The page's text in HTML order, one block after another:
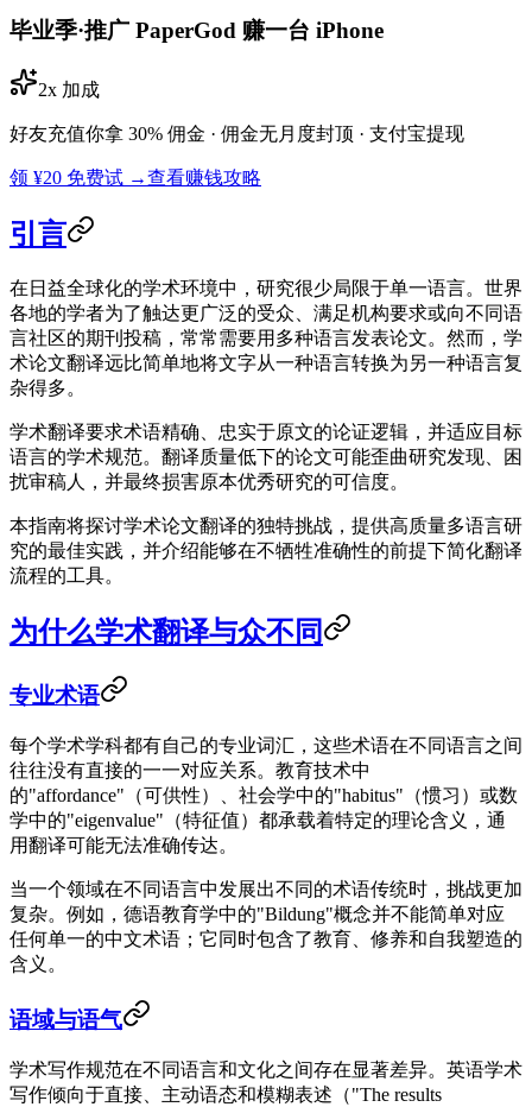
毕业季·推广 PaperGod 赚一台 iPhone
2x 加成
好友充值你拿 30% 佣金 · 佣金无月度封顶 · 支付宝提现
领 ¥20 免费试 →查看赚钱攻略
引言
在日益全球化的学术环境中，研究很少局限于单一语言。世界
各地的学者为了触达更广泛的受众、满足机构要求或向不同语
言社区的期刊投稿，常常需要用多种语言发表论文。然而，学
术论文翻译远比简单地将文字从一种语言转换为另一种语言复
杂得多。
学术翻译要求术语精确、忠实于原文的论证逻辑，并适应目标
语言的学术规范。翻译质量低下的论文可能歪曲研究发现、困
扰审稿人，并最终损害原本优秀研究的可信度。
本指南将探讨学术论文翻译的独特挑战，提供高质量多语言研
究的最佳实践，并介绍能够在不牺牲准确性的前提下简化翻译
流程的工具。
为什么学术翻译与众不同
专业术语
每个学术学科都有自己的专业词汇，这些术语在不同语言之间
往往没有直接的一一对应关系。教育技术中
的"affordance"（可供性）、社会学中的"habitus"（惯习）或数
学中的"eigenvalue"（特征值）都承载着特定的理论含义，通
用翻译可能无法准确传达。
当一个领域在不同语言中发展出不同的术语传统时，挑战更加
复杂。例如，德语教育学中的"Bildung"概念并不能简单对应
任何单一的中文术语；它同时包含了教育、修养和自我塑造的
含义。
语域与语气
学术写作规范在不同语言和文化之间存在显著差异。英语学术
写作倾向于直接、主动语态和模糊表述（"The results